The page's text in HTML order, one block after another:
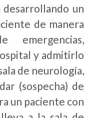
un
de manera
y admitirlo
de neurología,
(sospecha) de
un paciente con